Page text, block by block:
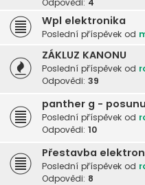
Odpovědi: 4
Wpl elektronika
Poslední příspěvek od
ZÁKLUZ KANONU
Poslední příspěvek od
Odpovědi: 39
panther g -
Poslední příspěvek od
Odpovědi: 10
Přestavba
Poslední příspěvek od
Odpovědi: 8